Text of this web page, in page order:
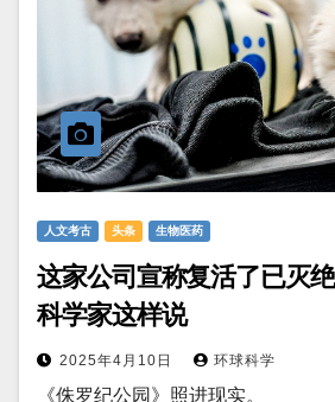
人文考古 头条 生物医药
这家公司宣称复活了已灭
科学家这样说
2025年4月10日 环球科学
《侏罗纪公园》照进现实。